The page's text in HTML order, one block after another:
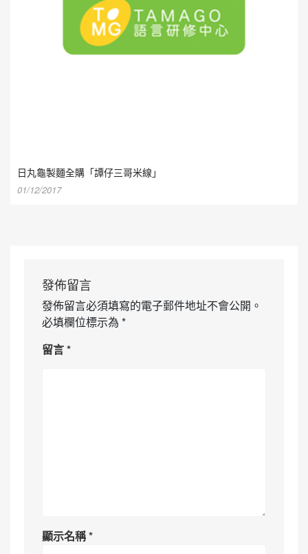
日丸龜製麵全購「譚仔三哥米線」
01/12/2017
發佈留言
發佈留言必須填寫的電子郵件地址不會公開。
必填欄位標示為 *
留言*
顯示名稱*